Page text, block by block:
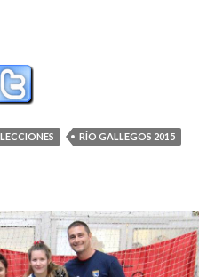
RÍO GALLEGOS 2015